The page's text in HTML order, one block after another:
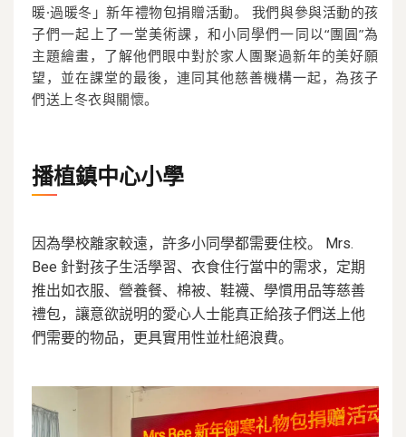
暖·過暖冬」新年禮物包捐贈活動。 我們與參與活動的孩
子們一起上了一堂美術課，和小同學們一同以“團圓”為
主題繪畫，了解他們眼中對於家人團聚過新年的美好願
望，並在課堂的最後，連同其他慈善機構一起，為孩子
們送上冬衣與關懷。
播植鎮中心小學
因為學校離家較遠，許多小同學都需要住校。 Mrs.
Bee 針對孩子生活學習、衣食住行當中的需求，定期
推出如衣服、營養餐、棉被、鞋襪、學慣用品等慈善
禮包，讓意欲説明的愛心人士能真正給孩子們送上他
們需要的物品，更具實用性並杜絕浪費。